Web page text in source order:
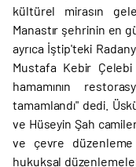
kültürel mirasın
Manastır şehrinin en
ayrıca İştip'teki
Mustafa Kebir Çelebi
hamamının
tamamlandı" dedi.
ve Hüseyin Şah
ve çevre
hukuksal